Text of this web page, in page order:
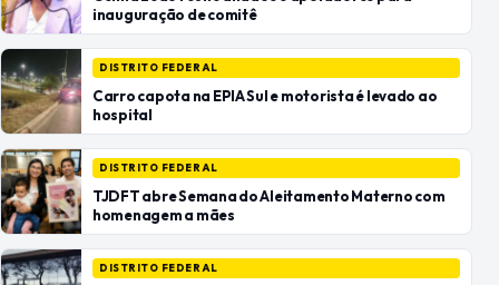
inauguração de comitê
DISTRITO FEDERAL
Carro capota na EPIA Sul e motorista é levado ao
hospital
DISTRITO FEDERAL
TJDFT abre Semana do Aleitamento Materno com
homenagem a mães
DISTRITO FEDERAL